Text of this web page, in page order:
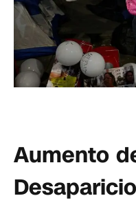
Aumento